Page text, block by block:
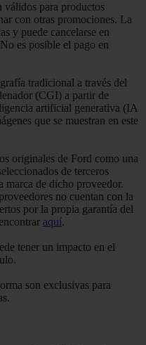
válidos para productos
con otras promociones. La
y puede cancelarse en
es posible el pago en
tradicional a través del
(CGI) a partir de
artificial generativa (IA
que se muestran en este
originales de Ford como una
de terceros
marca de dicho proveedor.
no cuentan con la
por la propia garantía del
aquí.
tener un impacto en el
son exclusivas para